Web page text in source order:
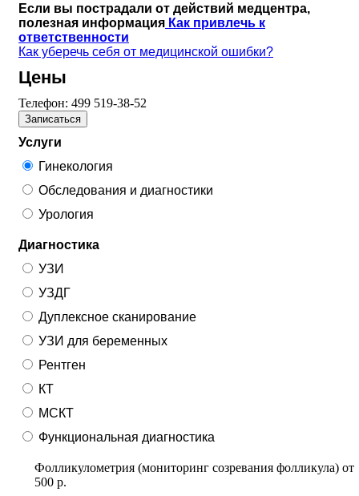
Если вы пострадали от действий медцентра,
полезная информация Как привлечь к
ответственности
Как уберечь себя от медицинской ошибки?
Цены
Телефон: 499 519-38-52
Записаться
Услуги
Гинекология
Обследования и диагностики
Урология
Диагностика
УЗИ
УЗДГ
Дуплексное сканирование
УЗИ для беременных
Рентген
КТ
МСКТ
Функциональная диагностика
Фолликулометрия (мониторинг созревания фолликула) от
500 р.